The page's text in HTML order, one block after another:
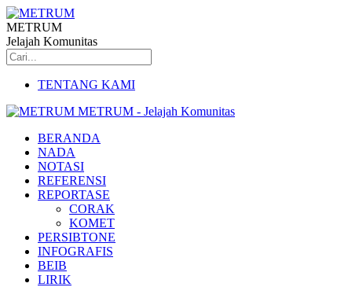
METRUM
Jelajah Komunitas
TENTANG KAMI
METRUM - Jelajah Komunitas
BERANDA
NADA
NOTASI
REFERENSI
REPORTASE
CORAK
KOMET
PERSIBTONE
INFOGRAFIS
BEIB
LIRIK